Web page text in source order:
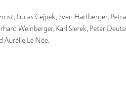
Lucas Cejpek, Sven Hartberger,
Weinberger, Karl Sierek, Peter
Aurélie Le Née.